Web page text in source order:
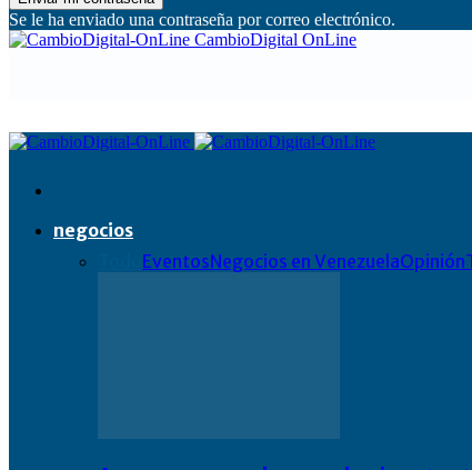
Se le ha enviado una contraseña por correo electrónico.
CambioDigital OnLine
negocios
EventosNegocios en VenezuelaOpinión